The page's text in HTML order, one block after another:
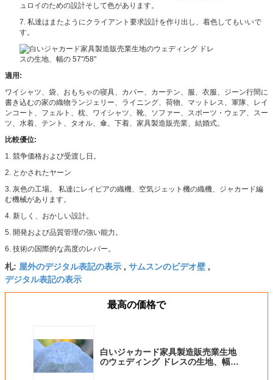
ュロイのための設計そして色があります。
7. 私達はまたようにクライアント要求設計を作り出し、着色してもいいで
す。
適用:
ワイシャツ、袋、おもちゃの寝具、カバー、カーテン、服、衣服、ジーン行間に
書き込むの家の織物ランジェリー、ライニング、荷物、マットレス、軍隊、レイ
ンコート、フェルト、枕、ワイシャツ、靴、ソファー、スポーツ・ウェア、スー
ツ、水着、テント、タオル、傘、下着、家具製造販売業、結婚式。
比較優位:
1. 競争価格および受渡し日。
2. とかされたヤーン
3. 灰色の工場。 私達にレイピアの織機、空気ジェット機の織機、ジャカード編
む機械があります。
4. 新しく、おかしい設計。
5. 開発および品質管理の強い能力。
6. 技術の国際的な高度のレバー。
札: 屋外のデジタル表記の表示 , サムスンのビデオ壁 ,
デジタル表記の表示
最高の価格で
白いジャカード家具製造販売業生地
のウェディング ドレスの生地、幅の